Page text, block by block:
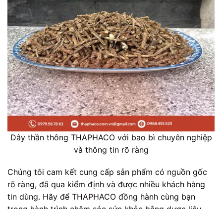
Dây thần thông THAPHACO với bao bì chuyên nghiệp
và thông tin rõ ràng
Chúng tôi cam kết cung cấp sản phẩm có nguồn gốc
rõ ràng, đã qua kiểm định và được nhiều khách hàng
tin dùng. Hãy để THAPHACO đồng hành cùng bạn